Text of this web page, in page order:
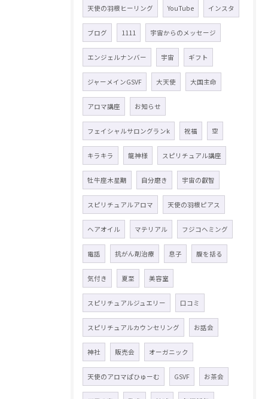
天使の羽根ヒーリング YouTube インスタ
ブログ 1111 宇宙からのメッセージ
エンジェルナンバー 宇宙 ギフト
ジャーメインGSVF 大天使 大国主命
アロマ講座 お知らせ
フェイシャルサロングランk 祝福 空
キラキラ 龍神様 スピリチュアル講座
牡牛座木星期 自分磨き 宇宙の叡智
スピリチュアルアロマ 天使の羽根ピアス
ヘアオイル マテリアル フジコヘミング
電話 抗がん剤治療 息子 腹を括る
気付き 夏至 美容室
スピリチュアルジュエリー 口コミ
スピリチュアルカウンセリング お話会
神社 販売会 オーガニック
天使のアロマぱひゅーむ GSVF お茶会